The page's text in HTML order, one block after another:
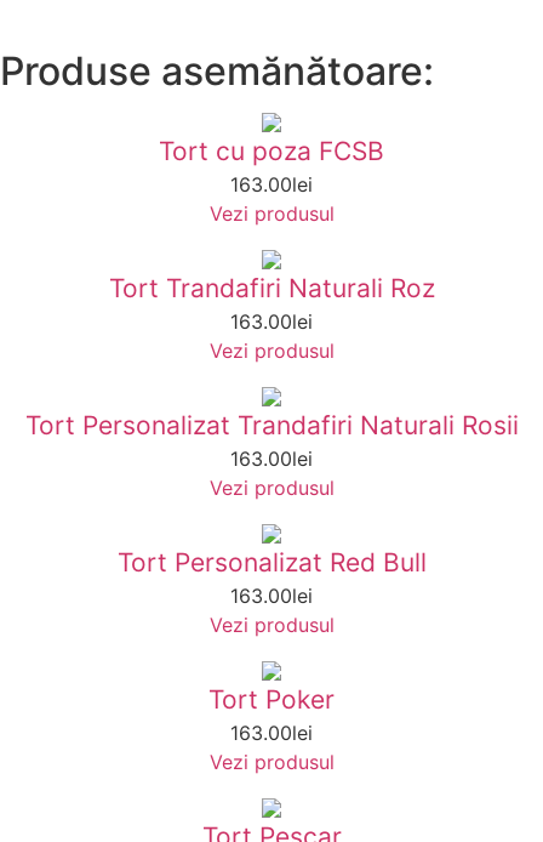
Produse asemănătoare:
Tort cu poza FCSB
163.00lei
Vezi produsul
Tort Trandafiri Naturali Roz
163.00lei
Vezi produsul
Tort Personalizat Trandafiri Naturali Rosii
163.00lei
Vezi produsul
Tort Personalizat Red Bull
163.00lei
Vezi produsul
Tort Poker
163.00lei
Vezi produsul